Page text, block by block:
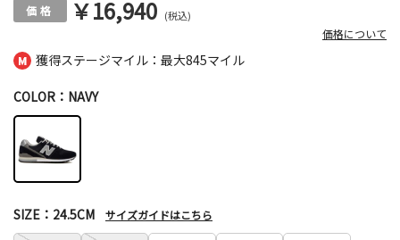
獲得ステージマイル：最大845マイル
￥16,940 (税込)
価格について
COLOR：NAVY
SIZE：24.5CM サイズガイドはこちら